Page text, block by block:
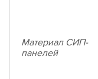
Материал СИП-
панелей